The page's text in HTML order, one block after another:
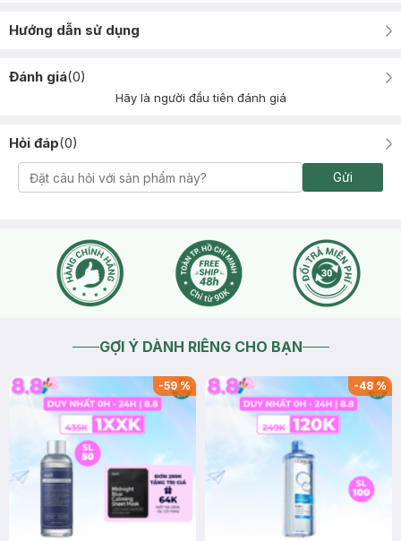
Hướng dẫn sử dụng
Đánh giá(0)
Hãy là người đầu tiên đánh giá
Hỏi đáp(0)
Gửi
GỢI Ý DÀNH RIÊNG CHO BẠN
-59% -48%